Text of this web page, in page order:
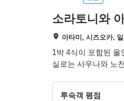
소라토니와
아타미, 시즈오카,
1박 4식이 포함된 올
실로는 사우나와 노
투숙객 평점